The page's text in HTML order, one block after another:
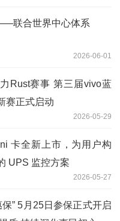
联合世界中心体系
2026-06-01
Rust赛事 第三届vivo蓝
赛正式启动
2026-05-29
卡全新上市，为用户构
UPS 监控方案
2026-05-27
保” 5月25日参保正式开启